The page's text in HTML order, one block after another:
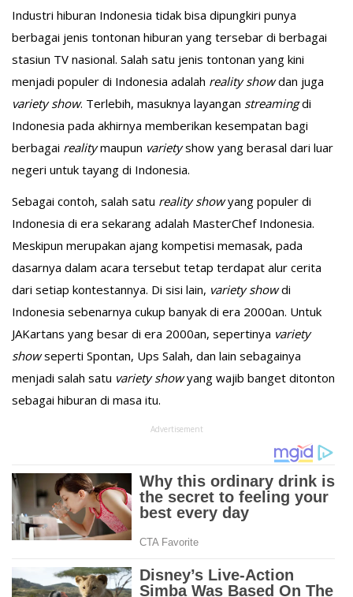
Industri hiburan Indonesia tidak bisa dipungkiri punya
berbagai jenis tontonan hiburan yang tersebar di berbagai
stasiun TV nasional. Salah satu jenis tontonan yang kini
menjadi populer di Indonesia adalah reality showdan juga
variety show. Terlebih, masuknya layangan streamingdi
Indonesia pada akhirnya memberikan kesempatan bagi
berbagai realitymaupun varietyshow yang berasal dari luar
negeri untuk tayang di Indonesia.
Sebagai contoh, salah satu reality showyang populer di
Indonesia di era sekarang adalah MasterChef Indonesia.
Meskipun merupakan ajang kompetisi memasak, pada
dasarnya dalam acara tersebut tetap terdapat alur cerita
dari setiap kontestannya. Di sisi lain, variety showdi
Indonesia sebenarnya cukup banyak di era 2000an. Untuk
JAKartans yang besar di era 2000an, sepertinya variety
showseperti Spontan, Ups Salah, dan lain sebagainya
menjadi salah satu variety showyang wajib banget ditonton
sebagai hiburan di masa itu.
Advertisement